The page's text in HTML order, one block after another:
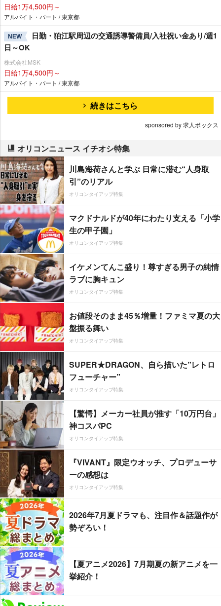
日給1万4,500円～
アルバイト・パート / 東京都
NEW
日勤・狛江駅周辺の交通誘導警備員/入社祝い金あり/週1
日～OK
株式会社MSK
日給1万4,500円～
アルバイト・パート / 東京都
続きはこちら
sponsored by 求人ボックス
オリコンニュース イチオシ特集
川島海荷さんと学ぶ 日常に潜む“人身取
引”のリアル
オリコンタイアップ特集
マクドナルドが40年にわたり支える「小学
生の甲子園」
オリコンタイアップ特集
イケメンてんこ盛り！尊すぎる男子の純情
ラブに胸キュン
オリコンタイアップ特集
お値段そのまま45％増量！ファミマ夏の大
盤振る舞い
オリコンタイアップ特集
SUPER★DRAGON、自ら描いた”レトロ
フューチャー”
オリコンタイアップ特集
【驚愕】メーカー社員が推す「10万円台」
神コスパPC
オリコンタイアップ特集
『VIVANT』限定ウオッチ、プロデューサ
ーの感想は
オリコンタイアップ特集
2026年7月夏ドラマも、注目作＆話題作が
勢ぞろい！
【夏アニメ2026】7月期夏の新アニメを一
挙紹介！